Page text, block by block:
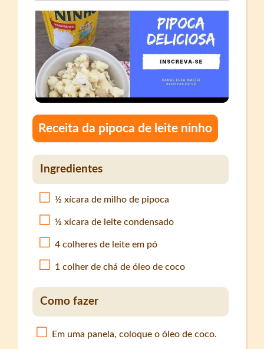
Receita da pipoca de leite ninho
Ingredientes
½ xícara de milho de pipoca
½ xícara de leite condensado
4 colheres de leite em pó
1 colher de chá de óleo de coco
Como fazer
Em uma panela, coloque o óleo de coco.